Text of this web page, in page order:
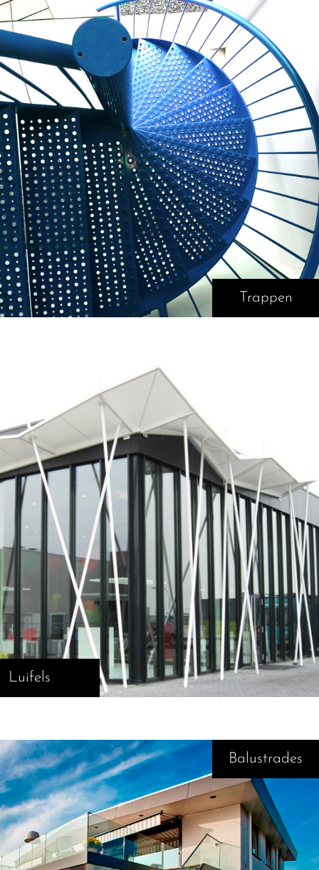
Trappen
Luifels
Balustrades